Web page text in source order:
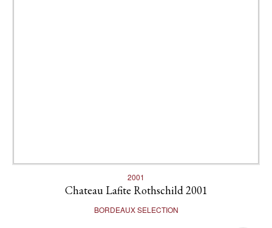
2001
Chateau Lafite Rothschild 2001
BORDEAUX SELECTION